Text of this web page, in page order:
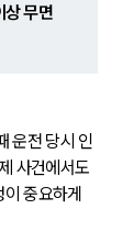
상 무면
운전 당시 인
사건에서도
중요하게